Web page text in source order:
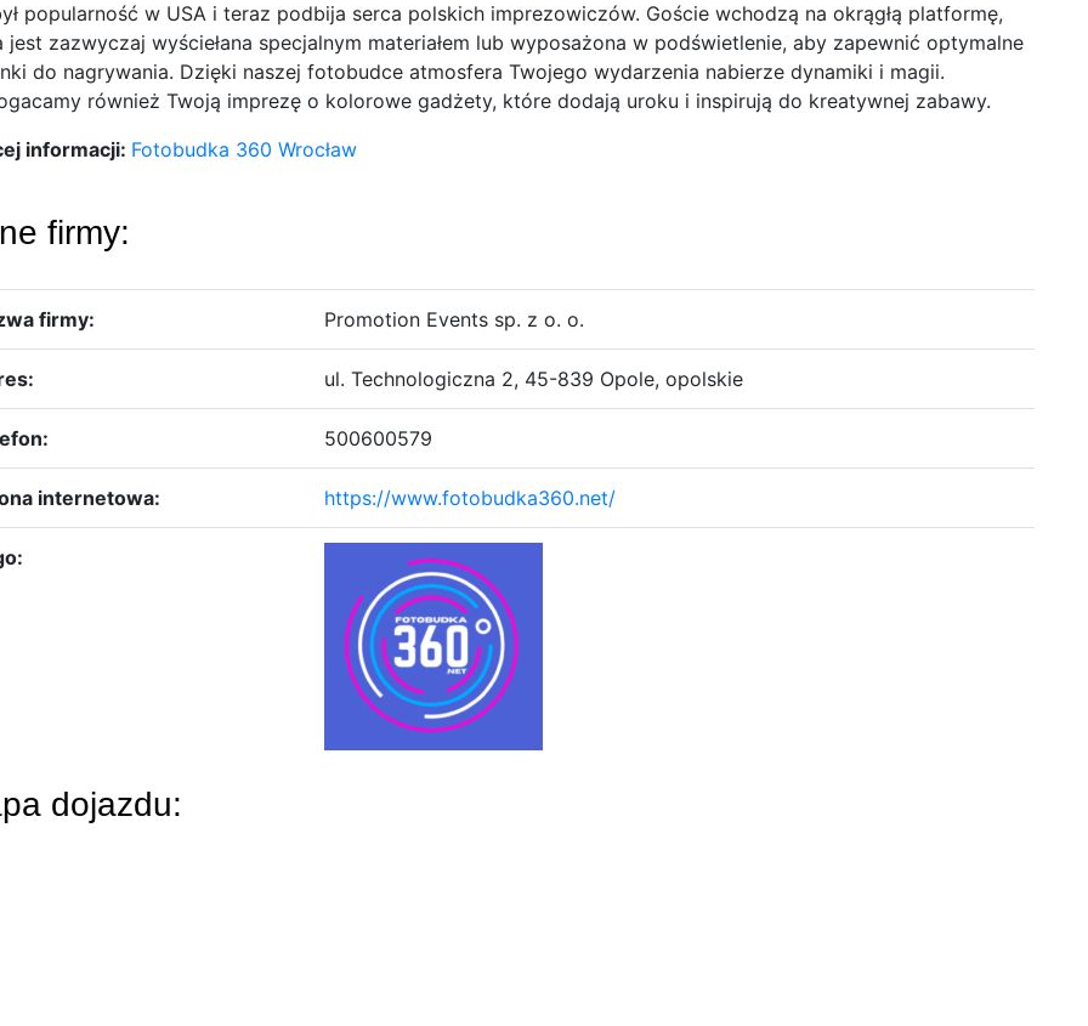
popularność w USA i teraz podbija serca polskich imprezowiczów. Goście wchodzą na okrągłą platformę,
jest zazwyczaj wyściełana specjalnym materiałem lub wyposażona w podświetlenie, aby zapewnić optymalne
do nagrywania. Dzięki naszej fotobudce atmosfera Twojego wydarzenia nabierze dynamiki i magii.
również Twoją imprezę o kolorowe gadżety, które dodają uroku i inspirują do kreatywnej zabawy.
informacji: Fotobudka 360 Wrocław
firmy:
firmy: Promotion Events sp. z o. o.
ul. Technologiczna 2, 45-839 Opole, opolskie
500600579
internetowa: https://www.fotobudka360.net/
dojazdu: